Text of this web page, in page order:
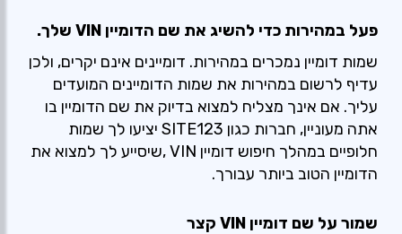
פעל במהירות כדי להשיג את שם הדומיין VIN שלך.
שמות דומיין נמכרים במהירות. דומיינים אינם יקרים, ולכן
עדיף לרשום במהירות את שמות הדומיינים המועדים
עליך. אם אינך מצליח למצוא בדיוק את שם הדומיין בו
אתה מעוניין, חברות כגון SITE123 יציעו לך שמות
חלופיים במהלך חיפוש דומיין VIN ,שיסייע לך למצוא את
הדומיין הטוב ביותר עבורך.
שמור על שם דומיין VIN קצר